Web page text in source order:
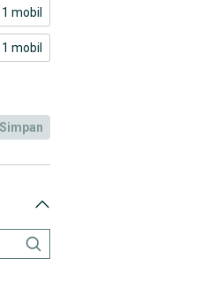
1 mobil
1 mobil
simpan